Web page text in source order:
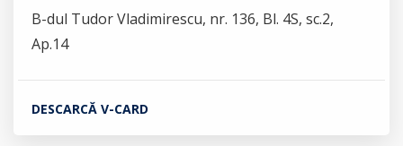
B-dul Tudor Vladimirescu, nr. 136, Bl. 4S, sc.2,
Ap.14
DESCARCĂ V-CARD